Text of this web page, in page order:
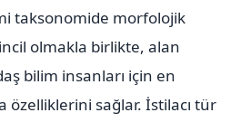
taksonomide morfolojik
olmakla birlikte, alan
bilim insanları için en
özelliklerini sağlar. İstilacı tür